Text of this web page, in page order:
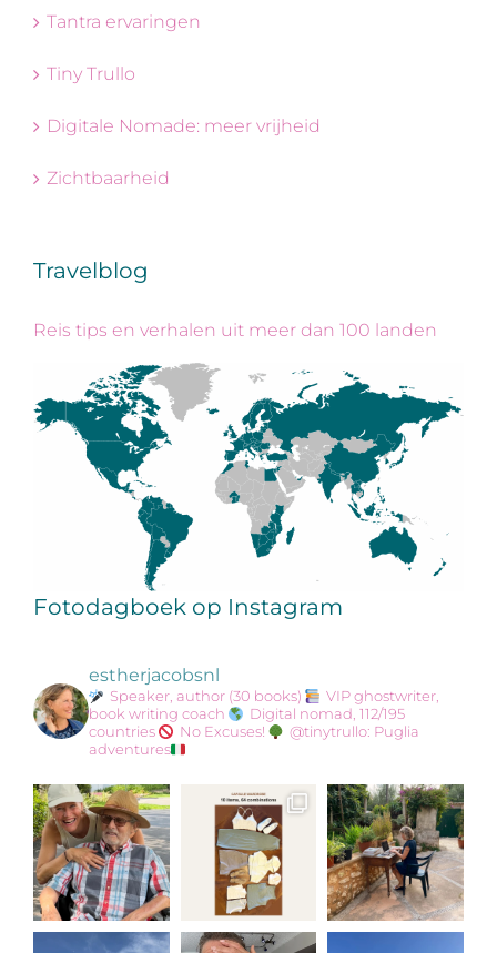
Tantra ervaringen
Tiny Trullo
Digitale Nomade: meer vrijheid
Zichtbaarheid
Travelblog
Reis tips en verhalen uit meer dan 100 landen
Fotodagboek op Instagram
estherjacobsnl
Speaker, author (30 books)
VIP ghostwriter,
book writing coach
Digital nomad, 112/195
countries
No Excuses!
@tinytrullo: Puglia
adventures